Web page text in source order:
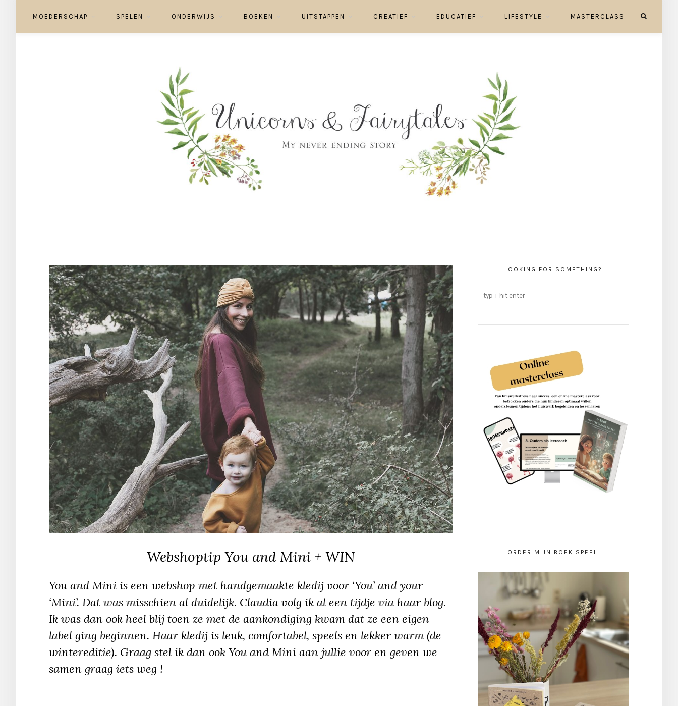
MOEDERSCHAP SPELEN ONDERWIJS BOEKEN UITSTAPPEN CREATIEF EDUCATIEF LIFESTYLE MASTERCLASS
Webshoptip You and Mini + WIN
You and Mini is een webshop met handgemaakte kledij voor ‘You’ and your
‘Mini’. Dat was misschien al duidelijk. Claudia volg ik al een tijdje via haar blog.
Ik was dan ook heel blij toen ze met de aankondiging kwam dat ze een eigen
label ging beginnen. Haar kledij is leuk, comfortabel, speels en lekker warm (de
wintereditie). Graag stel ik dan ook You and Mini aan jullie voor en geven we
samen graag iets weg !
LOOKING FOR SOMETHING?
ORDER MIJN BOEK SPEEL!